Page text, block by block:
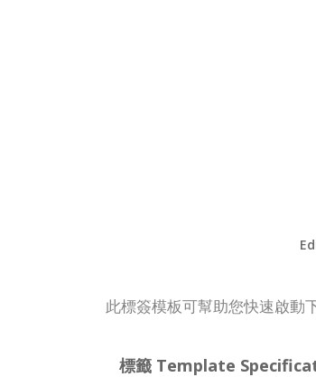
此標簽模板可幫助您快速啟動
標籤 Template